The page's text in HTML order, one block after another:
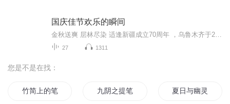
国庆佳节欢乐的瞬间
27 1311
您是不是在找：
竹简上的笔迹 九阴之提笔画剑 夏日与幽灵与画笔